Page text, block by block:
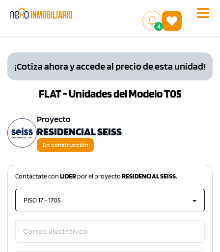
Toggle
4
()
¡Cotiza ahora y accede al precio de esta unidad!
FLAT - Unidades del Modelo T05
Proyecto
RESIDENCIAL SEISS
En construcción
Contáctate conLIDERpor el proyectoRESIDENCIAL SEISS.
PISO 17 - 1705
Correo electrónico